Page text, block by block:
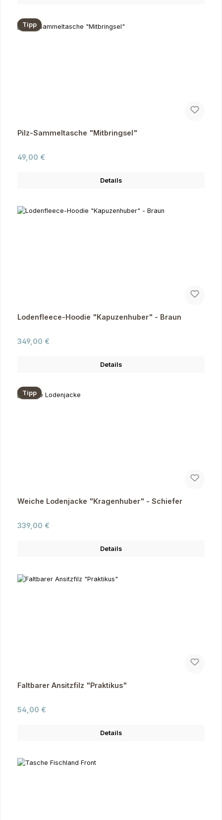
Tipp
Pilz-Sammeltasche "Mitbringsel"
Regulärer Preis:
49,00 €
Details
Lodenfleece-Hoodie "Kapuzenhuber" - Braun
Regulärer Preis:
349,00 €
Details
Tipp
Weiche Lodenjacke "Kragenhuber" - Schiefer
Regulärer Preis:
339,00 €
Details
Faltbarer Ansitzfilz "Praktikus"
Regulärer Preis:
54,00 €
Details